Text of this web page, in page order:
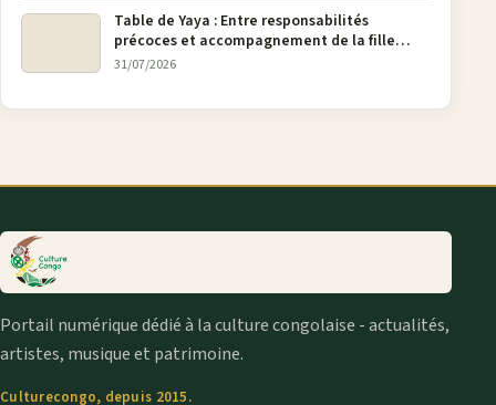
Table de Yaya : Entre responsabilités
précoces et accompagnement de la fille
aînée, la diaspora en débat
31/07/2026
Portail numérique dédié à la culture congolaise - actualités,
artistes, musique et patrimoine.
Culturecongo, depuis 2015.